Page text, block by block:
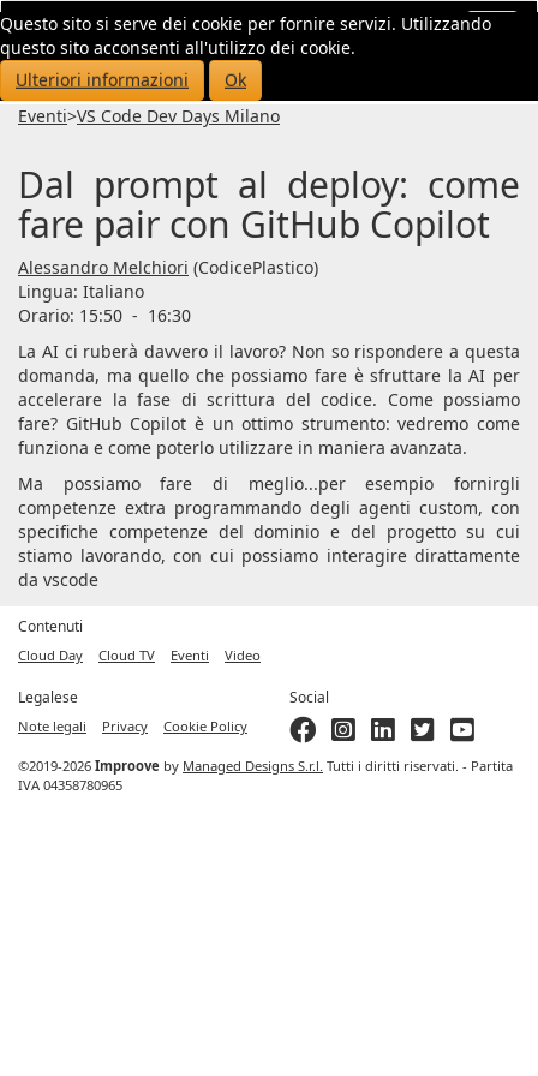
Questo sito si serve dei cookie per fornire servizi. Utilizzando
questo sito acconsenti all'utilizzo dei cookie.
Ulteriori informazioni
Ok
Eventi>VS Code Dev Days Milano
Dal prompt al deploy: come
fare pair con GitHub Copilot
Alessandro Melchiori (CodicePlastico)
Lingua: Italiano
Orario: 15:50 - 16:30
La AI ci ruberà davvero il lavoro? Non so rispondere a questa
domanda, ma quello che possiamo fare è sfruttare la AI per
accelerare la fase di scrittura del codice. Come possiamo
fare? GitHub Copilot è un ottimo strumento: vedremo come
funziona e come poterlo utilizzare in maniera avanzata.
Ma possiamo fare di meglio...per esempio fornirgli
competenze extra programmando degli agenti custom, con
specifiche competenze del dominio e del progetto su cui
stiamo lavorando, con cui possiamo interagire dirattamente
da vscode
Contenuti
Cloud Day Cloud TV Eventi Video
Legalese
Note legali Privacy Cookie Policy
Social
©2019-2026 Improove by Managed Designs S.r.l. Tutti i diritti riservati. - Partita
IVA 04358780965